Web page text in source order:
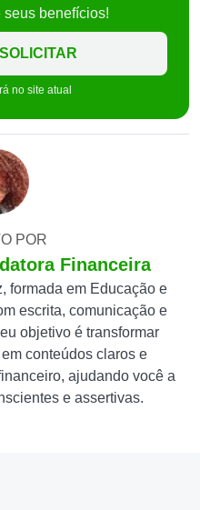
seus benefícios!
no site atual
POR
Financeira
formada em Educação e
escrita, comunicação e
objetivo é transformar
conteúdos claros e
ajudando você a
e assertivas.